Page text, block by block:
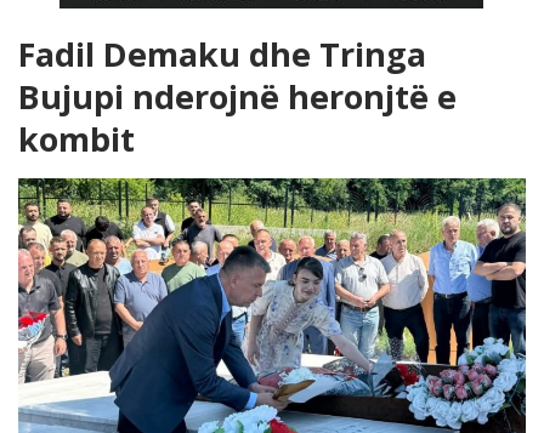
Fadil Demaku dhe Tringa
Bujupi nderojnë heronjtë e
kombit